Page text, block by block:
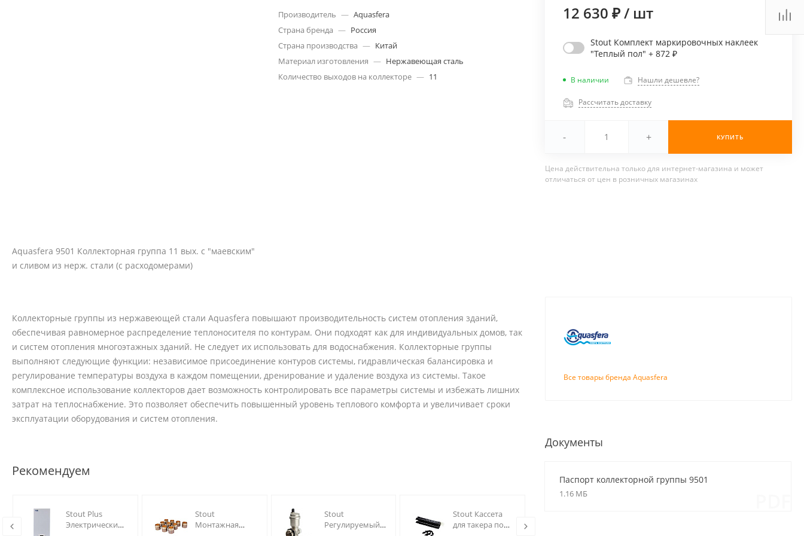
Aquasfera 9501 Коллекторная группа 11 вых. с "маевским"
и сливом из нерж. стали (с расходомерами)
Производитель — Aquasfera
Страна бренда — Россия
Страна производства — Китай
Материал изготовления — Нержавеющая сталь
Количество выходов на коллекторе — 11
12 630 ₽/ шт
Stout Комплект маркировочных наклеек
"Теплый пол" + 872 ₽
В наличии Нашли дешевле?
Рассчитать доставку
- + КУПИТЬ
Цена действительна только для интернет-магазина и может
отличаться от цен в розничных магазинах
Коллекторные группы из нержавеющей стали Aquasfera повышают производительность систем отопления зданий,
обеспечивая равномерное распределение теплоносителя по контурам. Они подходят как для индивидуальных домов, так
и систем отопления многоэтажных зданий. Не следует их использовать для водоснабжения. Коллекторные группы
выполняют следующие функции: независимое присоединение контуров системы, гидравлическая балансировка и
регулирование температуры воздуха в каждом помещении, дренирование и удаление воздуха из системы. Такое
комплексное использование коллекторов дает возможность контролировать все параметры системы и избежать лишних
затрат на теплоснабжение. Это позволяет обеспечить повышенный уровень теплового комфорта и увеличивает сроки
эксплуатации оборудования и систем отопления.
Рекомендуем
Stout Plus
Электрический
Stout
Монтажная
Stout
Регулируемый
Stout Кассета
для такера по
Все товары бренда Aquasfera
Документы
Паспорт коллекторной группы 9501
1.16 МБ